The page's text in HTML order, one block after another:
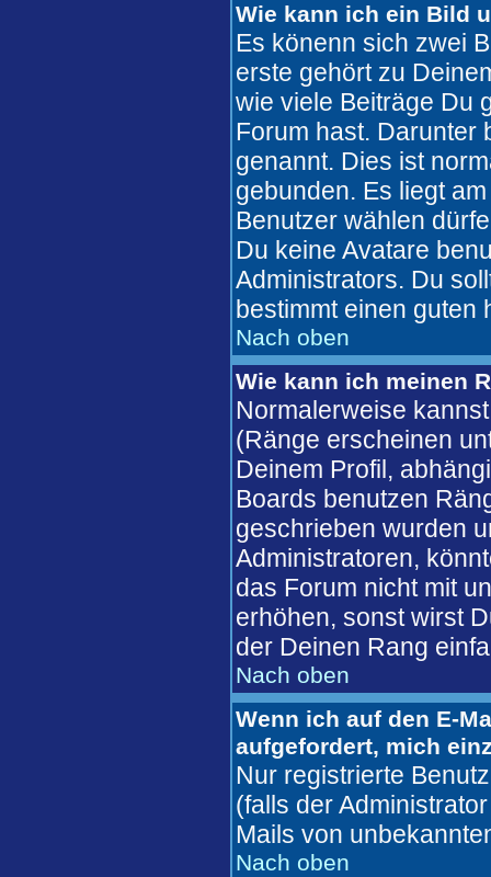
Wie kann ich ein Bild
Es könenn sich zwei
erste gehört zu
wie viele Beiträge Du
Forum hast. Darunter
genannt. Dies ist
gebunden. Es liegt
Benutzer wählen
Du keine Avatare
Administrators. Du
bestimmt einen guten
Nach oben
Wie kann ich meinen
Normalerweise
(Ränge erscheinen
Deinem Profil,
Boards benutzen
geschrieben wurden
Administratoren,
das Forum nicht mit
erhöhen, sonst wirst
der Deinen Rang
Nach oben
Wenn ich auf den E-
aufgefordert, mich
Nur registrierte
(falls der
Mails von
Nach oben